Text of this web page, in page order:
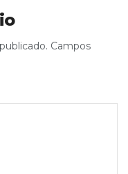
Campos